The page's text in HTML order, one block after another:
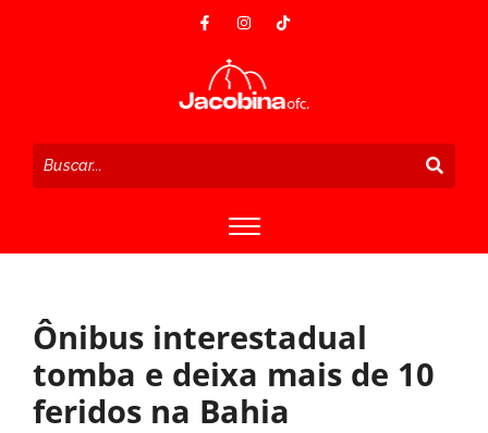
Ônibus interestadual
tomba e deixa mais de 10
feridos na Bahia